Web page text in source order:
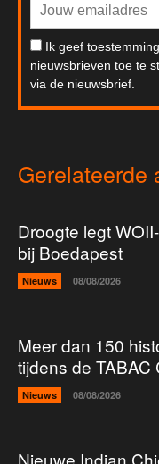
Ik geef
nieuwsbrieven toe te
via de nieuwsbrief.
Gerelateerde
Droogte legt
bij Boedapest
Nieuws 08/08/2026
Meer dan 150
tijdens de
Nieuws 08/08/2026
Nieuwe Indian